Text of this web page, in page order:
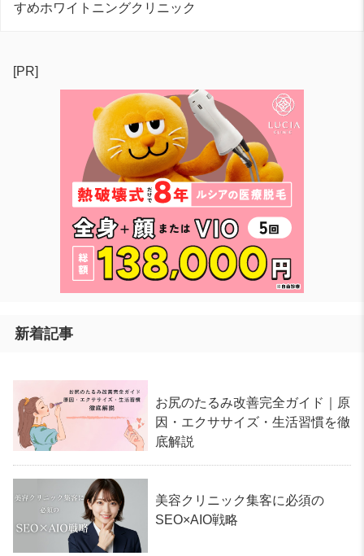
すめホワイトニングクリニック
[PR]
新着記事
お尻のたるみ改善完全ガイド｜原
因・エクササイズ・生活習慣を徹
底解説
美容クリニック集客に必須の
SEO×AIO戦略